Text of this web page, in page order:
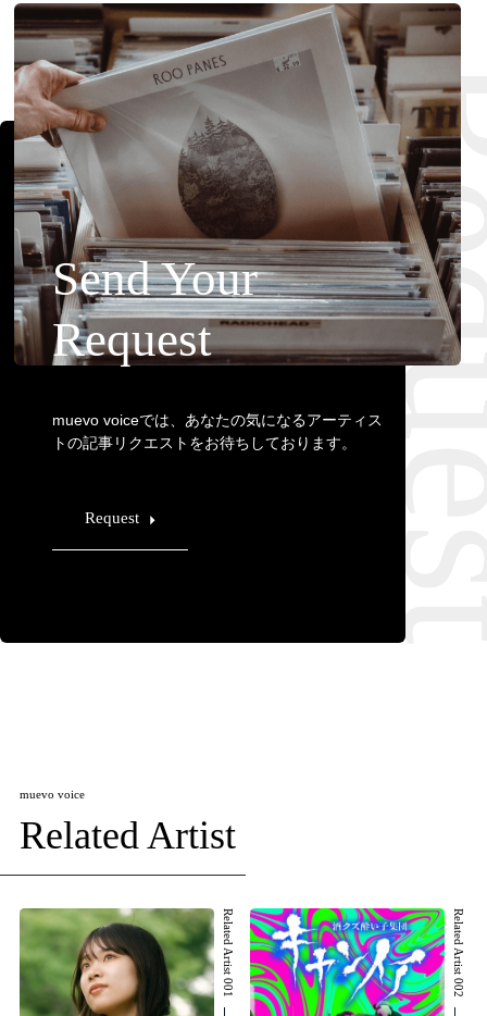
Send Your
Request
muevo voiceでは、あなたの気になるアーティス
トの記事リクエストをお待ちしております。
Request
muevo voice
Related Artist
Related Artist 001 Related Artist 002